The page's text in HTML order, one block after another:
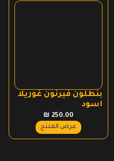
بنطلون فيرنون غوريلا
اسود
₪ 250.00
عرض المنتج